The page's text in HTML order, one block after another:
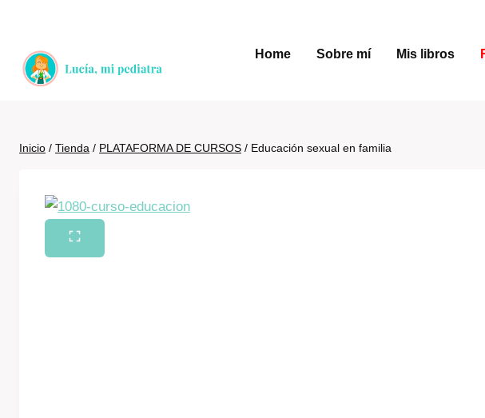
contenido
Home Sobre mí Mis libros
Inicio / Tienda / PLATAFORMA DE CURSOS / Educación sexual en familia